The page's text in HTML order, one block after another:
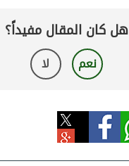
هل كان المقال مفيداً؟
نعم لا